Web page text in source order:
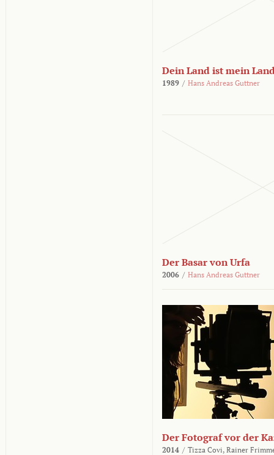
Dein Land ist mein
1989 / Hans Andreas Guttner
Der Basar von Urfa
2006 / Hans Andreas Guttner
Der Fotograf vor der
2014 / Tizza Covi, Rainer